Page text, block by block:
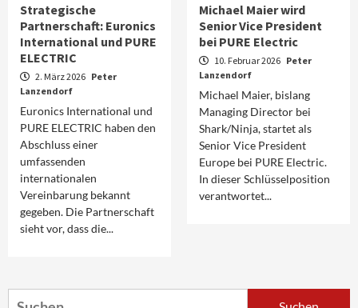
Strategische
Partnerschaft: Euronics
International und PURE
ELECTRIC
2. März 2026 Peter
Lanzendorf
Euronics International und
PURE ELECTRIC haben den
Abschluss einer
umfassenden
internationalen
Vereinbarung bekannt
gegeben. Die Partnerschaft
sieht vor, dass die...
Michael Maier wird
Senior Vice President
bei PURE Electric
10. Februar 2026 Peter
Lanzendorf
Michael Maier, bislang
Managing Director bei
Shark/Ninja, startet als
Senior Vice President
Europe bei PURE Electric.
In dieser Schlüsselposition
verantwortet...
Suchen
Aktuell